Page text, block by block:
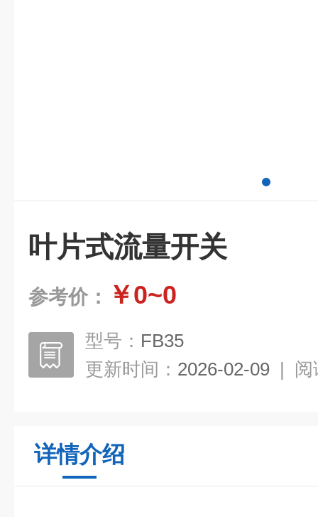
叶片式流量开关
参考价： ￥0~0
型号： FB35
更新时间： 2026-02-09 | 阅
详情介绍